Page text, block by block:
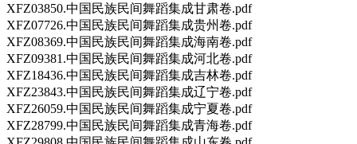
XFZ03850.中国民族民间舞蹈集成甘肃卷.pdf
XFZ07726.中国民族民间舞蹈集成贵州卷.pdf
XFZ08369.中国民族民间舞蹈集成海南卷.pdf
XFZ09381.中国民族民间舞蹈集成河北卷.pdf
XFZ18436.中国民族民间舞蹈集成吉林卷.pdf
XFZ23843.中国民族民间舞蹈集成辽宁卷.pdf
XFZ26059.中国民族民间舞蹈集成宁夏卷.pdf
XFZ28799.中国民族民间舞蹈集成青海卷.pdf